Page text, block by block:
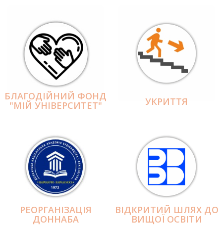
БЛАГОДІЙНИЙ ФОНД
"МІЙ УНІВЕРСИТЕТ" УКРИТТЯ
РЕОРГАНІЗАЦІЯ
ДОННАБА
ВІДКРИТИЙ ШЛЯХ ДО
ВИЩОЇ ОСВІТИ